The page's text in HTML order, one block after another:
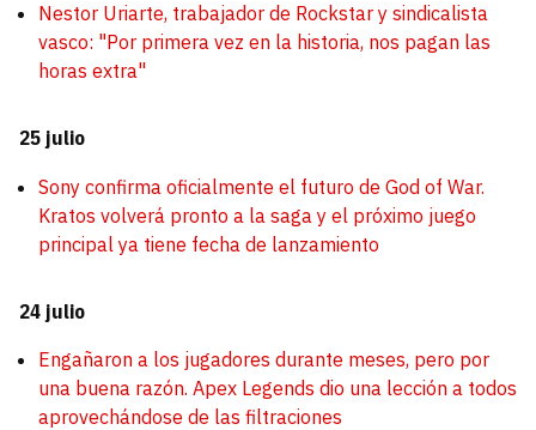
Nestor Uriarte, trabajador de Rockstar y sindicalista
vasco: "Por primera vez en la historia, nos pagan las
horas extra"
25 julio
Sony confirma oficialmente el futuro de God of War.
Kratos volverá pronto a la saga y el próximo juego
principal ya tiene fecha de lanzamiento
24 julio
Engañaron a los jugadores durante meses, pero por
una buena razón. Apex Legends dio una lección a todos
aprovechándose de las filtraciones